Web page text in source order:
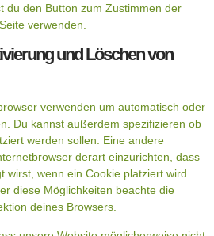
du den Button zum Zustimmen der
verwenden.
und Löschen von
verwenden um automatisch oder
Du kannst außerdem spezifizieren ob
werden sollen. Eine andere
derart einzurichten, dass
wirst, wenn ein Cookie platziert wird.
diese Möglichkeiten beachte die
deines Browsers.